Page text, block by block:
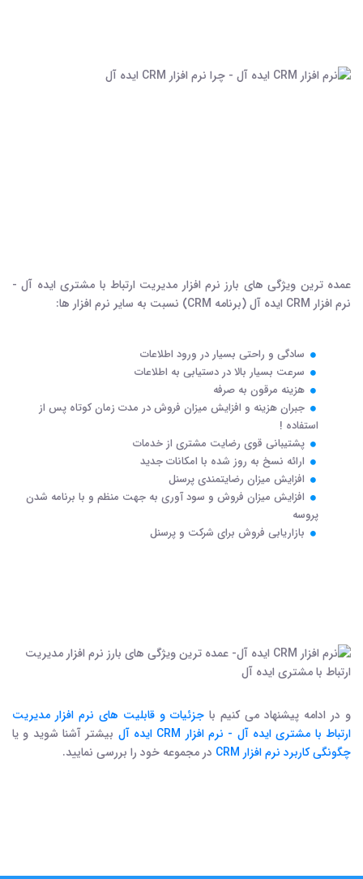
عمده ترین ویژگی های بارز نرم افزار مدیریت ارتباط با مشتری ایده آل -
نرم افزار CRM ایده آل (برنامه CRM) نسبت به سایر نرم افزار ها:
سادگی و راحتی بسیار در ورود اطلاعات
سرعت بسیار بالا در دستیابی به اطلاعات
هزینه مرقون به صرفه
جبران هزینه و افزایش میزان فروش در مدت زمان کوتاه پس از
استفاده !
پشتیبانی قوی رضایت مشتری از خدمات
ارائه نسخ به روز شده با امکانات جدید
افزایش میزان رضایتمندی پرسنل
افزایش میزان فروش و سود آوری به جهت منظم و با برنامه شدن
پروسه
بازاریابی فروش برای شرکت و پرسنل
و در ادامه پیشنهاد می کنیم با جزئیات و قابلیت های نرم افزار مدیریت
ارتباط با مشتری ایده آل - نرم افزار CRM ایده آل
بیشتر آشنا شوید و یا
چگونگی کاربرد نرم افزار CRM
در مجموعه خود را بررسی نمایید.